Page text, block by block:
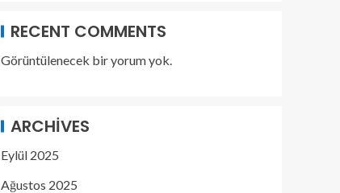
RECENT COMMENTS
Görüntülenecek bir yorum yok.
ARCHIVES
Eylül 2025
Ağustos 2025